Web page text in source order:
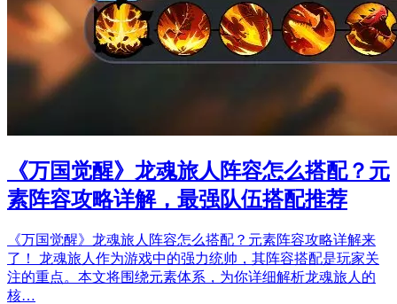
《万国觉醒》龙魂旅人阵容怎么搭配？元
素阵容攻略详解，最强队伍搭配推荐
《万国觉醒》龙魂旅人阵容怎么搭配？元素阵容攻略详解来
了！ 龙魂旅人作为游戏中的强力统帅，其阵容搭配是玩家关
注的重点。本文将围绕元素体系，为你详细解析龙魂旅人的
核…